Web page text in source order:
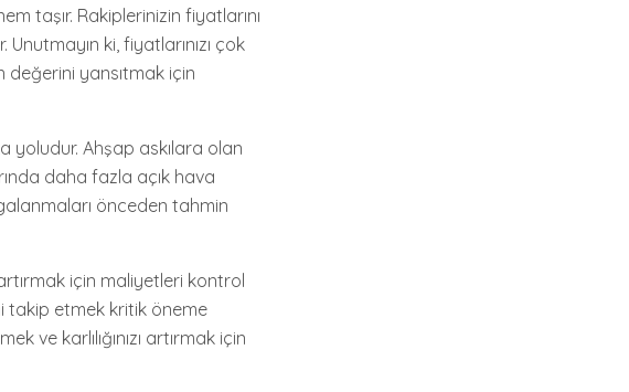
taşır. Rakiplerinizin fiyatlarını
ki, fiyatlarınızı çok
değerini yansıtmak için
yoludur. Ahşap askılara olan
daha fazla açık hava
önceden tahmin
için maliyetleri kontrol
takip etmek kritik öneme
ve karlılığınızı artırmak için